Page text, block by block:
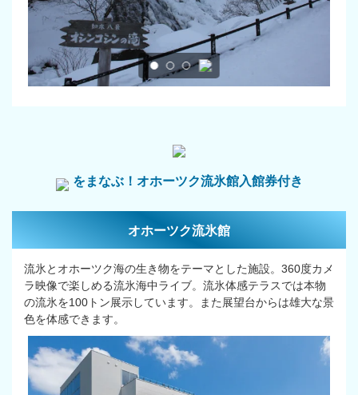
をまなぶ！オホーツク流氷館入館券付き
オホーツク流氷館
流氷とオホーツク海の生き物をテーマとした施設。360度カメ
ラ映像で楽しめる流氷海中ライブ。流氷体感テラスでは本物
の流氷を100トン展示しています。また展望台からは雄大な景
色を体感できます。